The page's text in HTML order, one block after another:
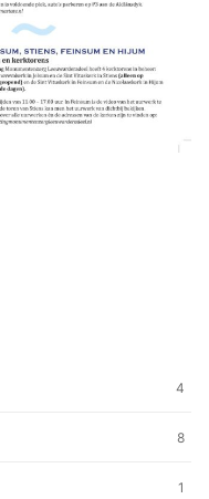
4
8
1